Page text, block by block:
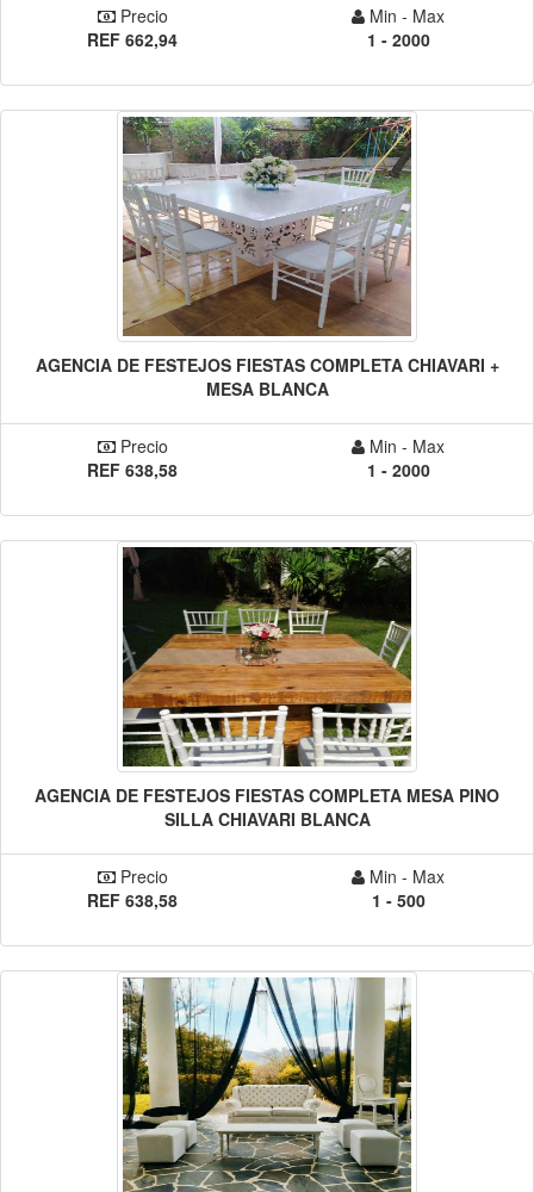
Precio
REF 662,94
Min - Max
1 - 2000
AGENCIA DE FESTEJOS FIESTAS COMPLETA CHIAVARI +
MESA BLANCA
Precio
REF 638,58
Min - Max
1 - 2000
AGENCIA DE FESTEJOS FIESTAS COMPLETA MESA PINO
SILLA CHIAVARI BLANCA
Precio
REF 638,58
Min - Max
1 - 500